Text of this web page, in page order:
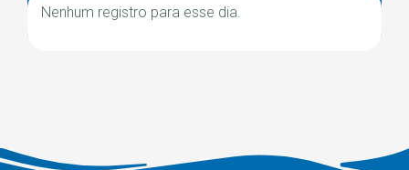
Nenhum registro para esse dia.